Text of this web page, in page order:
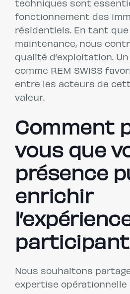
techniques sont
fonctionnement des
résidentiels. En tant
maintenance, nous
qualité d’exploitation.
comme REM SWISS
entre les acteurs de
valeur.
Comment
vous que
présence
enrichir
Nous souhaitons
expertise opérationnelle